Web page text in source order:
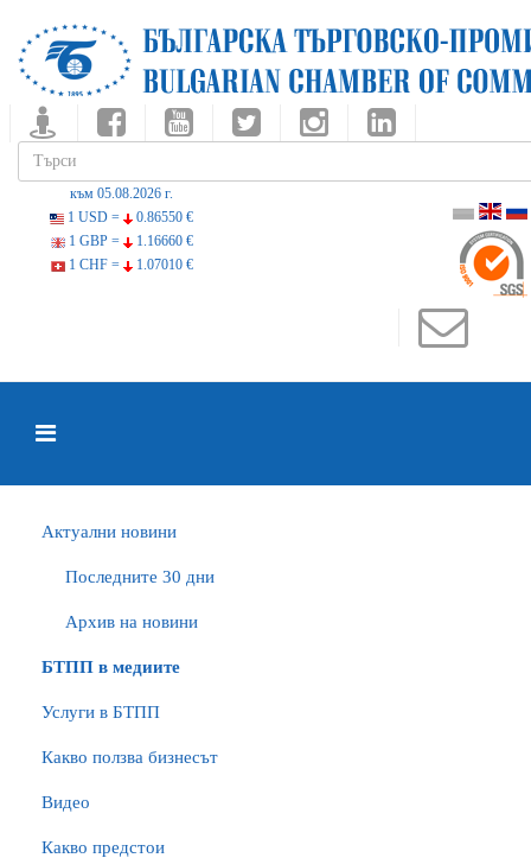
към 05.08.2026 г.
1 USD =
0.86550 €
1 GBP =
1.16660 €
1 CHF =
1.07010 €
Актуални новини
Последните 30 дни
Архив на новини
БTПП в медиите
Услуги в БТПП
Какво ползва бизнесът
Видео
Какво предстои